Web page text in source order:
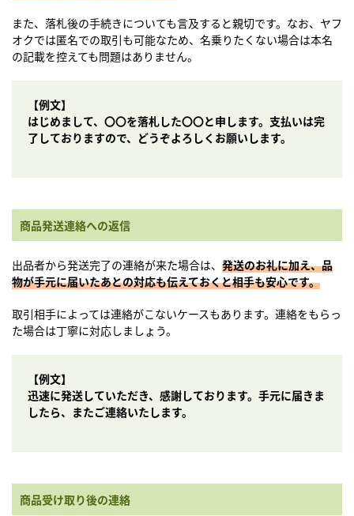
また、落札後の手続きについても言及すると親切です。なお、ヤフ
オクでは匿名での取引も可能なため、名乗りたくない場合は本名
の記載を控えても問題はありません。
【例文】
はじめまして、〇〇を落札した〇〇と申します。支払いは完
了しておりますので、どうぞよろしくお願いします。
商品発送連絡への返信
出品者から発送完了の連絡が来た場合は、 発送のお礼に加え、品
物が手元に届いたあとの対応も伝えておくと相手も安心です。
取引相手によっては連絡がこないケースもあります。連絡をもらっ
た場合は丁寧に対応しましょう。
【例文】
迅速に発送していただき、感謝しております。手元に届きま
したら、またご連絡いたします。
商品受け取り後の連絡